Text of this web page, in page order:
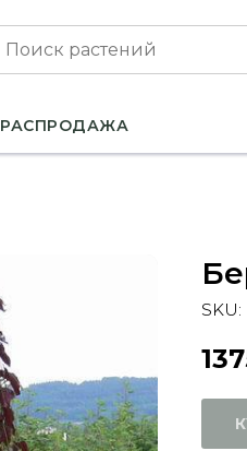
РАСПРОДАЖА
SKU: